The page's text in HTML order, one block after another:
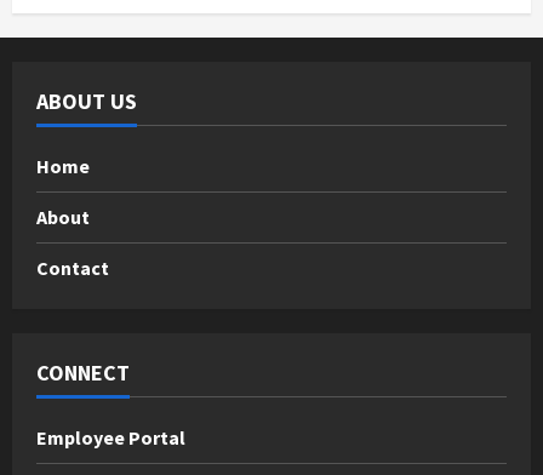
ABOUT US
Home
About
Contact
CONNECT
Employee Portal